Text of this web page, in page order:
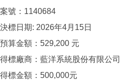
案號：1140684
決標日期: 2026年4月15日
預算金額：529,200 元
得標廠商：藍洋系統股份有限公司
得標金額：500,000元